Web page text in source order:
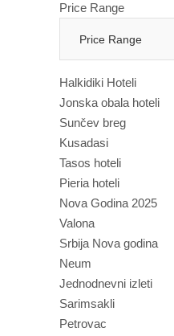
Price Range
Halkidiki Hoteli
Jonska obala hoteli
Sunčev breg
Kusadasi
Tasos hoteli
Pieria hoteli
Nova Godina 2025
Valona
Srbija Nova godina
Neum
Jednodnevni izleti
Sarimsakli
Petrovac